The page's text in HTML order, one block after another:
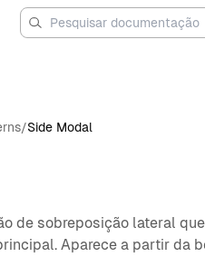
/Side Modal
de sobreposição lateral
Aparece a partir da